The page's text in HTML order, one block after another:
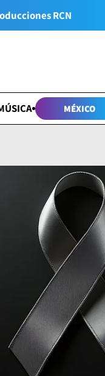
RCN
MÉXICO